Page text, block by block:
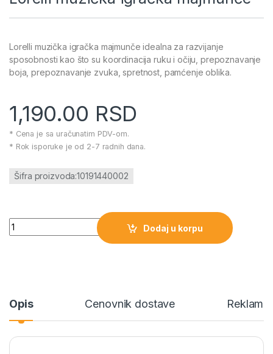
Lorelli muzička igračka majmunče idealna za razvijanje
sposobnosti kao što su koordinacija ruku i očiju, prepoznavanje
boja, prepoznavanje zvuka, spretnost, pamćenje oblika.
1,190.00 RSD
* Cena je sa uračunatim PDV-om.
* Rok isporuke je od 2-7 radnih dana.
Šifra proizvoda:10191440002
Lorelli muzička igračka majmunče količina
Dodaj u korpu
Opis Cenovnik dostave